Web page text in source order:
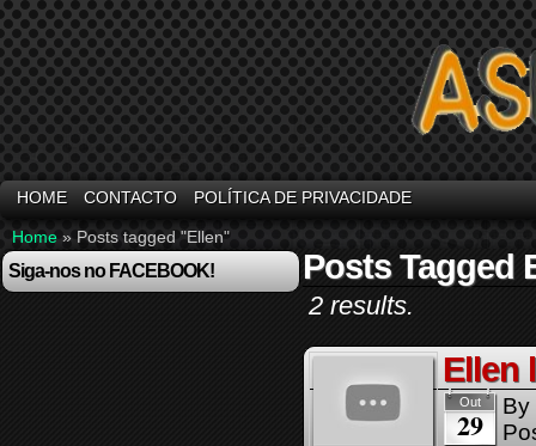
HOME CONTACTO POLÍTICA DE PRIVACIDADE
Home » Posts tagged "Ellen"
Siga-nos no FACEBOOK! Posts Tagged
2 results.
Ellen
Out
29
By